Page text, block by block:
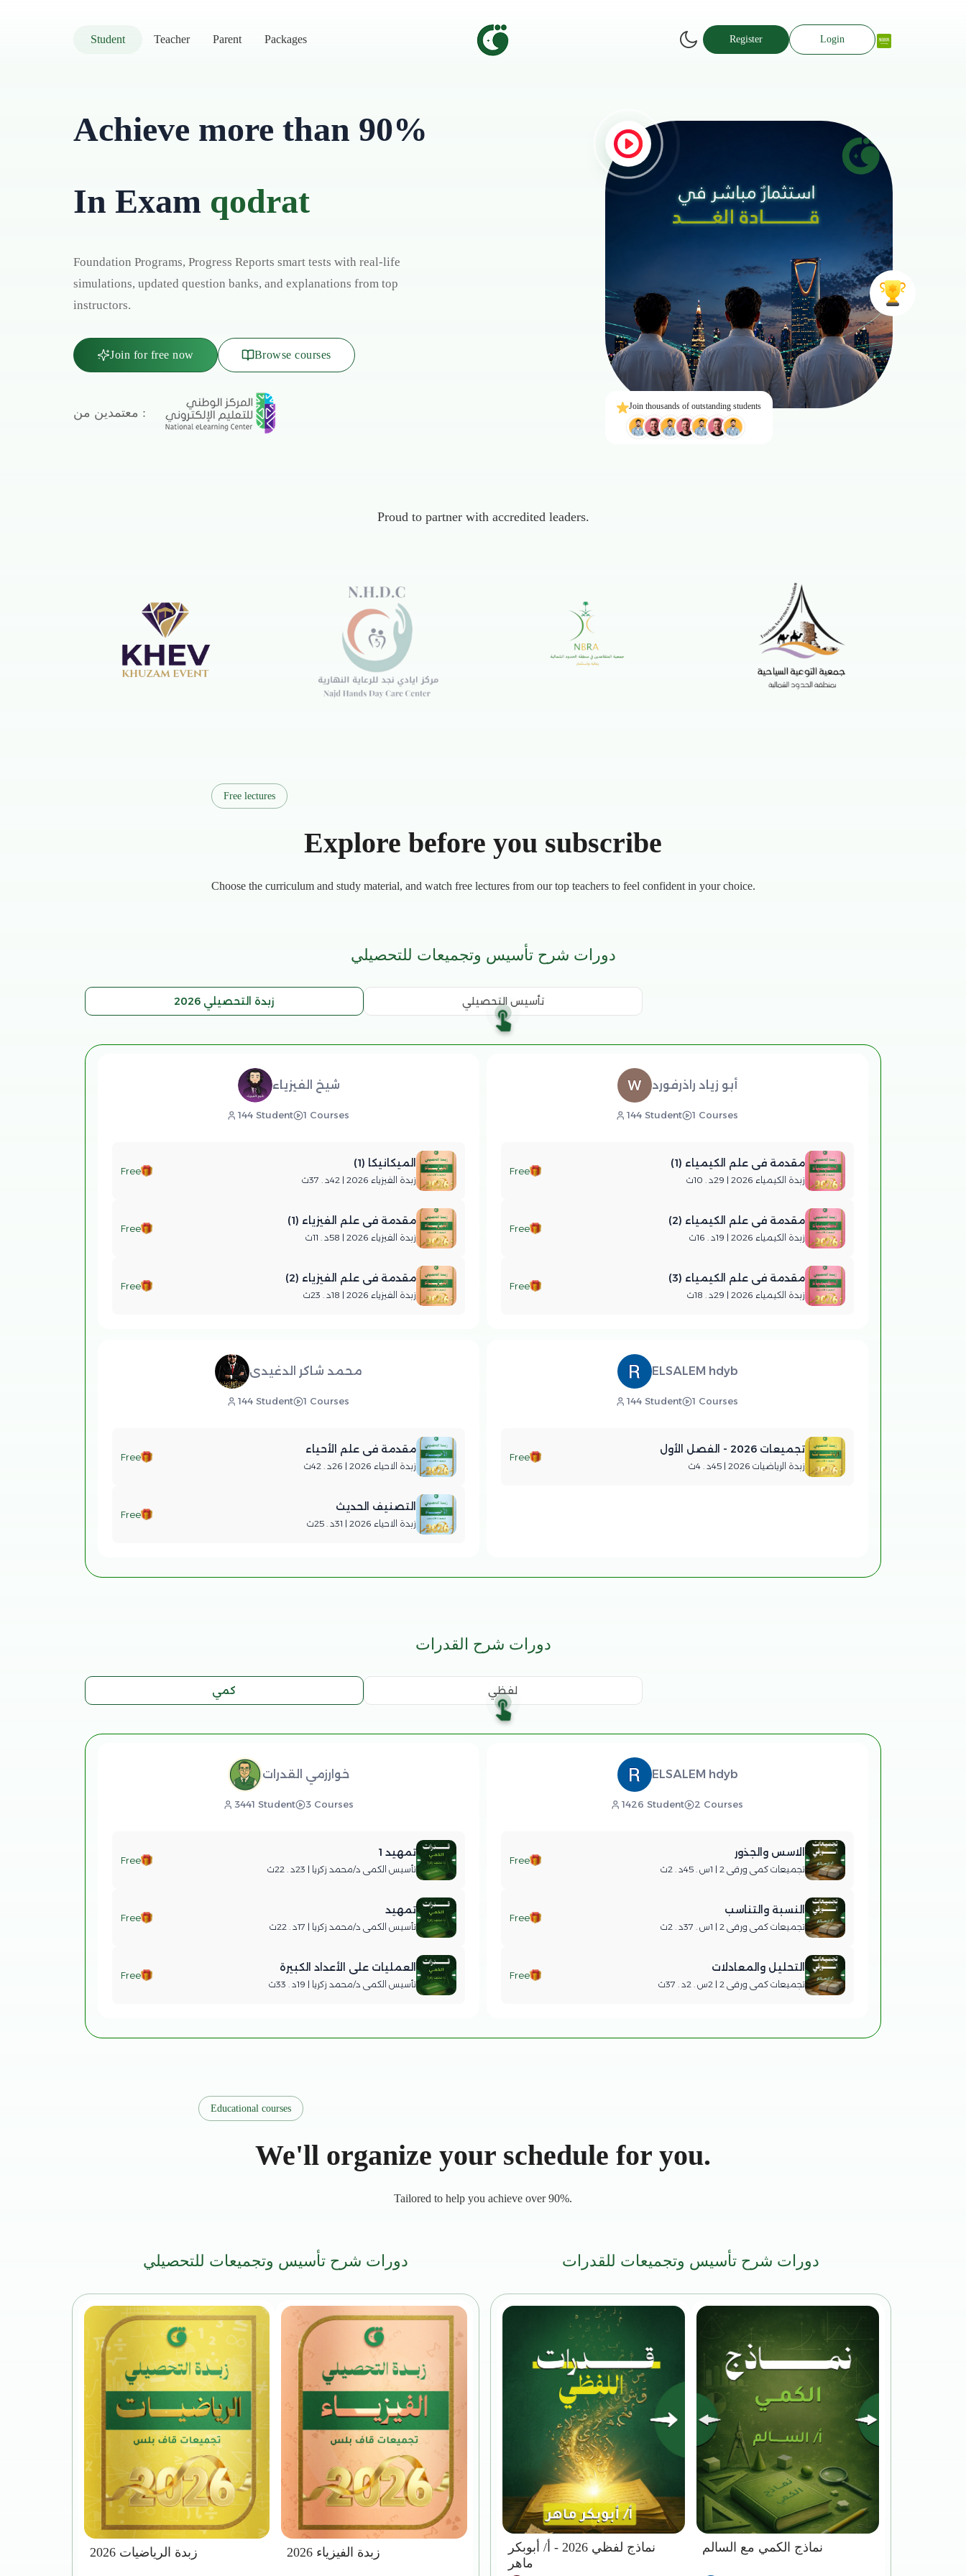
Student Teacher Parent Packages Register Login
Achieve more than 90%
In Exam qodrat
Foundation Programs, Progress Reports smart tests with real-life
simulations, updated question banks, and explanations from top
instructors.
Join for free now Browse courses
معتمدين من : Join thousands of outstanding students
Proud to partner with accredited leaders.
Free lectures
Explore before you subscribe
Choose the curriculum and study material, and watch free lectures from our top teachers to feel confident in your choice.
دورات شرح تأسيس وتجميعات للتحصيلي
زبدة التحصيلي 2026 تأسيس التحصيلي
شيخ الفيزياء
144 Student 1 Courses
الميكانيكا (1)
زبدة الفيزياء 2026 | 42د . 37ث
Free
مقدمة في علم الفيزياء (1)
زبدة الفيزياء 2026 | 58د . 11ث
Free
مقدمة في علم الفيزياء (2)
زبدة الفيزياء 2026 | 18د . 23ث
Free
أبو زياد راذرفورد
144 Student 1 Courses
مقدمة في علم الكيمياء (1)
زبدة الكيمياء 2026 | 29د . 10ث
Free
مقدمة في علم الكيمياء (2)
زبدة الكيمياء 2026 | 19د . 16ث
Free
مقدمة في علم الكيمياء (3)
زبدة الكيمياء 2026 | 29د . 18ث
Free
محمد شاكر الدغيدى
144 Student 1 Courses
مقدمة في علم الأحياء
زبدة الاحياء 2026 | 26د . 42ث
Free
التصنيف الحديث
زبدة الاحياء 2026 | 31د . 25ث
Free
ELSALEM hdyb
144 Student 1 Courses
تجميعات 2026 - الفصل الأول
زبدة الرياضيات 2026 | 45د . 4ث
Free
دورات شرح القدرات
كمي لفظي
خوارزمي القدرات
3441 Student 3 Courses
تمهيد 1
تأسيس الكمي د/محمد زكريا | 23د . 22ث
Free
تمهيد
تأسيس الكمي د/محمد زكريا | 17د . 22ث
Free
العمليات على الأعداد الكبيرة
تأسيس الكمي د/محمد زكريا | 19د . 33ث
Free
ELSALEM hdyb
1426 Student 2 Courses
الاسس والجذور
تجميعات كمي ورقي 2 | 1س . 45د . 2ث
Free
النسبة والتناسب
تجميعات كمي ورقي 2 | 1س . 37د . 2ث
Free
التحليل والمعادلات
تجميعات كمي ورقي 2 | 2س . 2د . 37ث
Free
Educational courses
We'll organize your schedule for you.
Tailored to help you achieve over 90%.
دورات شرح تأسيس وتجميعات للتحصيلي
زبدة الرياضيات 2026 زبدة الفيزياء 2026
دورات شرح تأسيس وتجميعات للقدرات
نماذج لفظي 2026 - أ/ أبوبكر
ماهر
نماذج الكمي مع السالم